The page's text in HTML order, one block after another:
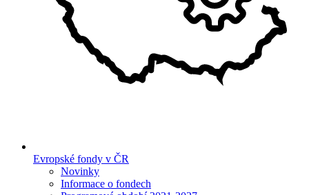
Evropské fondy v ČR
Novinky
Informace o fondech